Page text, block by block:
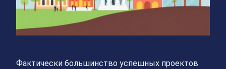
Фактически большинство успешных проектов